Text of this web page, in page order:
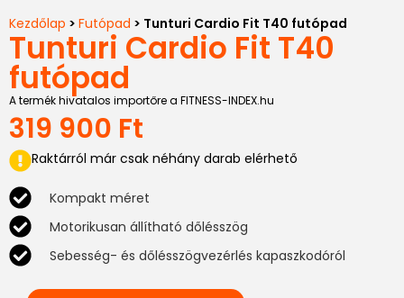
Kezdőlap > Futópad > Tunturi Cardio Fit T40 futópad
Tunturi Cardio Fit T40
futópad
A termék hivatalos importőre a FITNESS-INDEX.hu
319 900 Ft
Raktárról már csak néhány darab elérhető
Kompakt méret
Motorikusan állítható dőlésszög
Sebesség- és dőlésszögvezérlés kapaszkodóról